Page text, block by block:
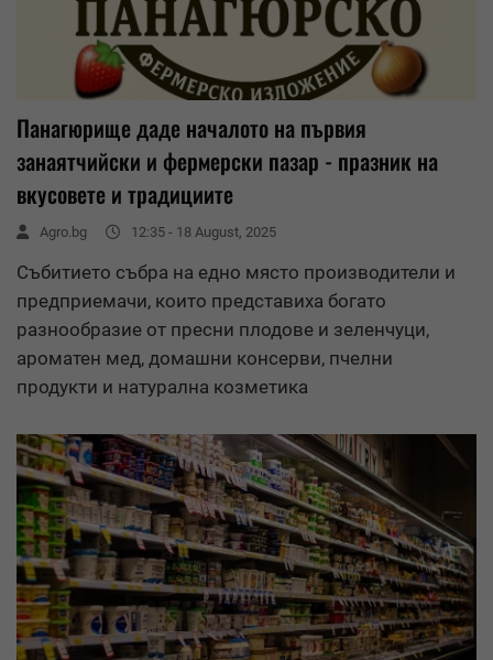
Панагюрище даде началото на първия
занаятчийски и фермерски пазар - празник на
вкусовете и традициите
Agro.bg 12:35 - 18 August, 2025
Събитието събра на едно място производители и
предприемачи, които представиха богато
разнообразие от пресни плодове и зеленчуци,
ароматен мед, домашни консерви, пчелни
продукти и натурална козметика